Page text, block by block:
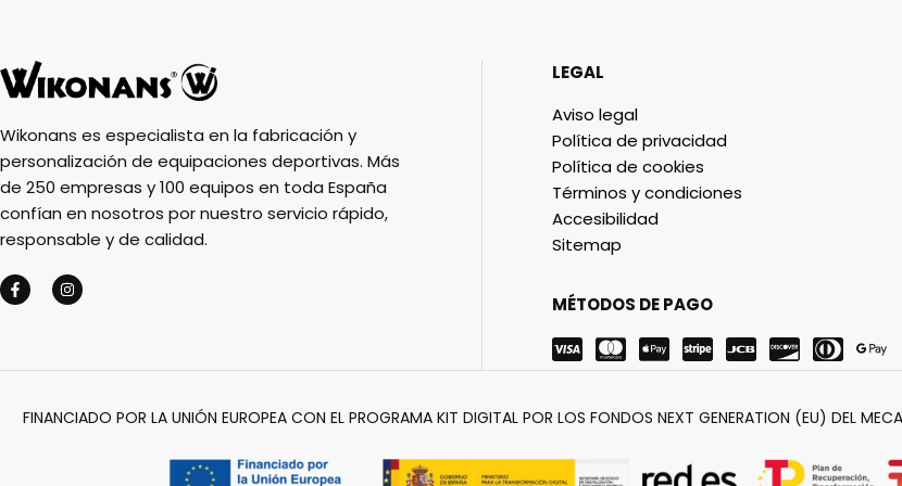
Wikonans es especialista en la fabricación y
personalización de equipaciones deportivas. Más
de 250 empresas y 100 equipos en toda España
confían en nosotros por nuestro servicio rápido,
responsable y de calidad.
LEGAL
Aviso legal
Política de privacidad
Política de cookies
Términos y condiciones
Accesibilidad
Sitemap
MÉTODOS DE PAGO
FINANCIADO POR LA UNIÓN EUROPEA CON EL PROGRAMA KIT DIGITAL POR LOS FONDOS NEXT GENERATION (EU) DEL